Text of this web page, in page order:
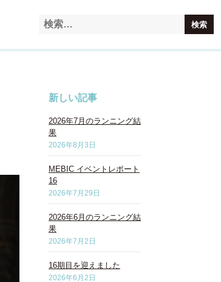
新しい記事
2026年7月のランニング結
果
2026年8月3日
MEBIC イベントレポート
16
2026年7月29日
2026年6月のランニング結
果
2026年7月2日
16期目を迎えました
2026年6月2日